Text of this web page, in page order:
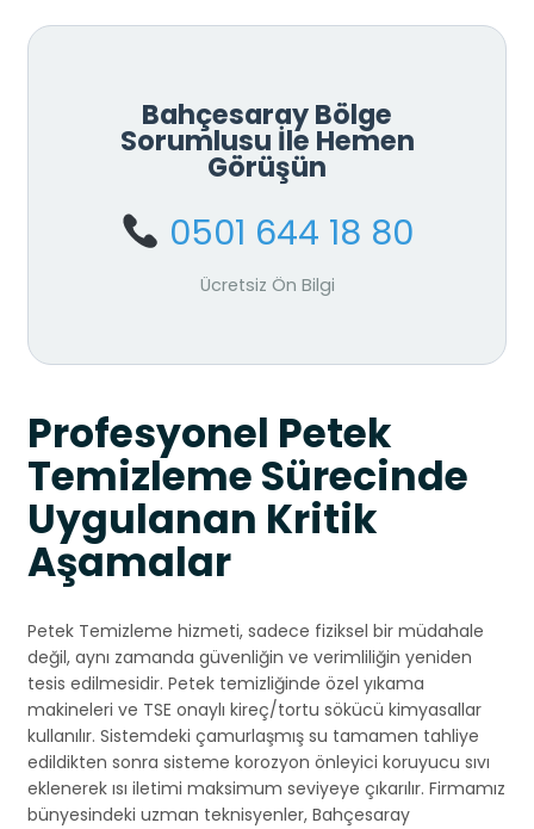
Bahçesaray Bölge
Sorumlusu İle Hemen
Görüşün
0501 644 18 80
Ücretsiz Ön Bilgi
Profesyonel Petek
Temizleme Sürecinde
Uygulanan Kritik
Aşamalar
Petek Temizleme hizmeti, sadece fiziksel bir müdahale
değil, aynı zamanda güvenliğin ve verimliliğin yeniden
tesis edilmesidir. Petek temizliğinde özel yıkama
makineleri ve TSE onaylı kireç/tortu sökücü kimyasallar
kullanılır. Sistemdeki çamurlaşmış su tamamen tahliye
edildikten sonra sisteme korozyon önleyici koruyucu sıvı
eklenerek ısı iletimi maksimum seviyeye çıkarılır. Firmamız
bünyesindeki uzman teknisyenler, Bahçesaray